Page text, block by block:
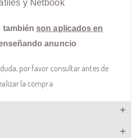
y Netbook
también son aplicados en
anuncio
por favor consultar antes de
la compra